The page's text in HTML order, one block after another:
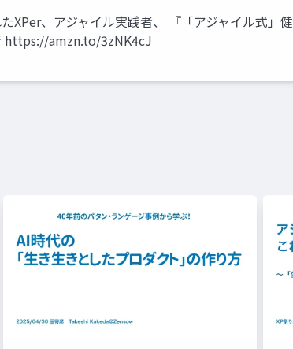
XPer、アジャイル実践者、 『「アジャイル式」健
https://amzn.to/3zNK4cJ